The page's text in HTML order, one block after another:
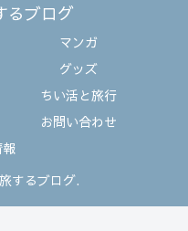
るブログ
マンガ
グッズ
ちい活と旅行
お問い合わせ
するブログ.